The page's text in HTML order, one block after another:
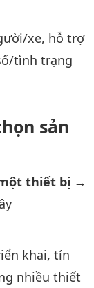
xe, hỗ trợ
tình trạng
sản
thiết bị →
khai, tín
nhiều thiết